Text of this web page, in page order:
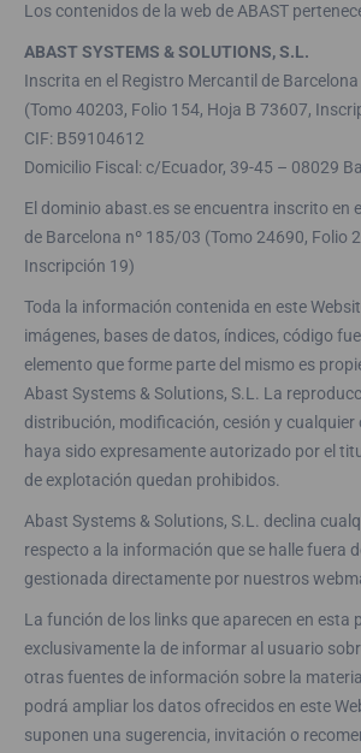
Los contenidos de la web de ABAST
ABAST SYSTEMS & SOLUTIONS, S.L.
Inscrita en el Registro Mercantil de
(Tomo 40203, Folio 154, Hoja B 73607,
CIF: B59104612
Domicilio Fiscal: c/Ecuador, 39-45 – 08029
El dominio abast.es se encuentra inscrito en
de Barcelona nº 185/03 (Tomo 24690, Folio
Inscripción 19)
Toda la información contenida en este
imágenes, bases de datos, índices, código
elemento que forme parte del mismo es
Abast Systems & Solutions, S.L. La
distribución, modificación, cesión y cualquier
haya sido expresamente autorizado por el
de explotación quedan prohibidos.
Abast Systems & Solutions, S.L. declina
respecto a la información que se halle fuera
gestionada directamente por nuestros
La función de los links que aparecen en esta
exclusivamente la de informar al usuario
otras fuentes de información sobre la
podrá ampliar los datos ofrecidos en este
suponen una sugerencia, invitación o